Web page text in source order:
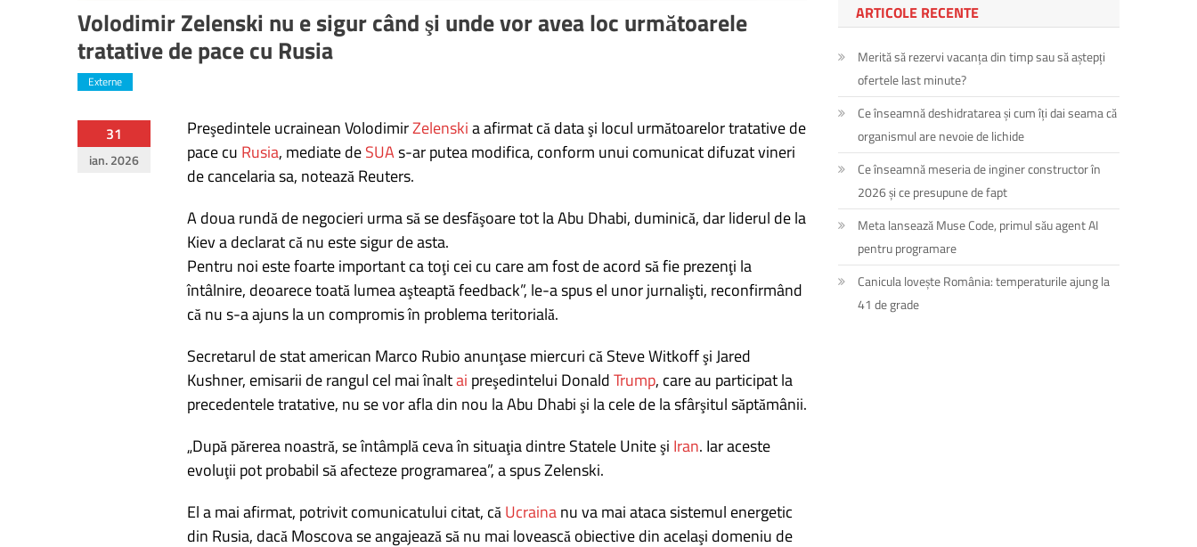
Volodimir Zelenski nu e sigur când şi unde vor avea loc următoarele
tratative de pace cu Rusia
Externe
31
ian. 2026
Preşedintele ucrainean VolodimirZelenskia afirmat că data şi locul următoarelor tratative de
pace cu Rusia, mediate deSUAs-ar putea modifica, conform unui comunicat difuzat vineri
de cancelaria sa, notează Reuters.
A doua rundă de negocieri urma să se desfăşoare tot la Abu Dhabi, duminică, dar liderul de la
Kiev a declarat că nu este sigur de asta.
Pentru noi este foarte important ca toţi cei cu care am fost de acord să fie prezenţi la
întâlnire, deoarece toată lumea aşteaptă feedback”, le-a spus el unor jurnalişti, reconfirmând
că nu s-a ajuns la un compromis în problema teritorială.
Secretarul de stat american Marco Rubio anunţase miercuri că Steve Witkoff şi Jared
Kushner, emisarii de rangul cel mai înaltai preşedintelui DonaldTrump, care au participat la
precedentele tratative, nu se vor afla din nou la Abu Dhabi şi la cele de la sfârşitul săptămânii.
„După părerea noastră, se întâmplă ceva în situaţia dintre Statele Unite şi Iran. Iar aceste
evoluţii pot probabil să afecteze programarea”, a spus Zelenski.
El a mai afirmat, potrivit comunicatului citat, căUcrainanu va mai ataca sistemul energetic
din Rusia, dacă Moscova se angajează să nu mai lovească obiective din acelaşi domeniu de
Navigare
în
ARTICOLE RECENTE
Merită să rezervi vacanța din timp sau să aștepți
ofertele last minute?
Ce înseamnă deshidratarea și cum îți dai seama că
organismul are nevoie de lichide
Ce înseamnă meseria de inginer constructor în
2026 și ce presupune de fapt
Meta lansează Muse Code, primul său agent AI
pentru programare
Canicula lovește România: temperaturile ajung la
41 de grade